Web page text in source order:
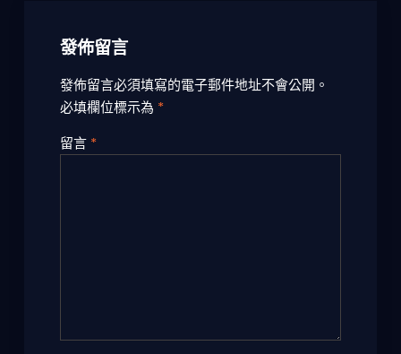
發佈留言
發佈留言必須填寫的電子郵件地址不會公開。
必填欄位標示為 *
留言 *